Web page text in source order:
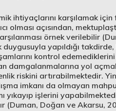
ihtiyaçlarını karşılamak
açısından,
örnek verilebilir
yapıldığı
kontrol
damgalanmalarına yol
riskini artırabilmektedir.
imkanı da olmayan
yıkayıp işlerini
(Duman, Doğan ve Akarsu,